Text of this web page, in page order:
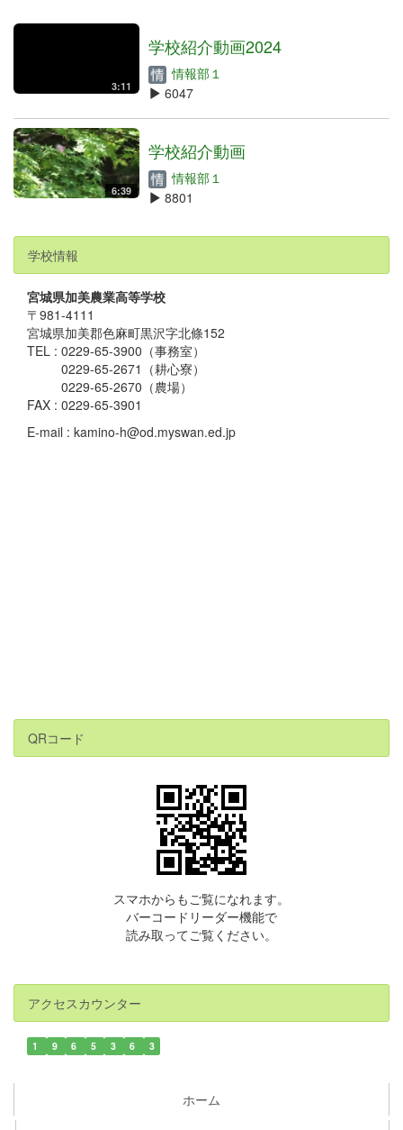
3:11
学校紹介動画2024
情報部１
6047
6:39
学校紹介動画
情報部１
8801
学校情報
宮城県加美農業高等学校
〒981-4111
宮城県加美郡色麻町黒沢字北條152
TEL : 0229-65-3900（事務室）
0229-65-2671（耕心寮）
0229-65-2670（農場）
FAX : 0229-65-3901
E-mail : kamino-h@od.myswan.ed.jp
QRコード
スマホからもご覧になれます。
バーコードリーダー機能で
読み取ってご覧ください。
アクセスカウンター
1 9 6 5 3 6 3
ホーム